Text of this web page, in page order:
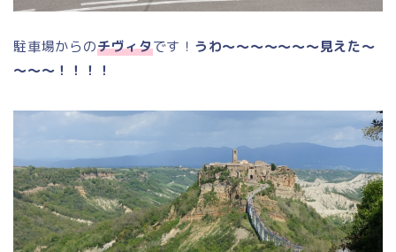
駐車場からのチヴィタです！ うわ～～～～～～～見えた～
～～～！！！！